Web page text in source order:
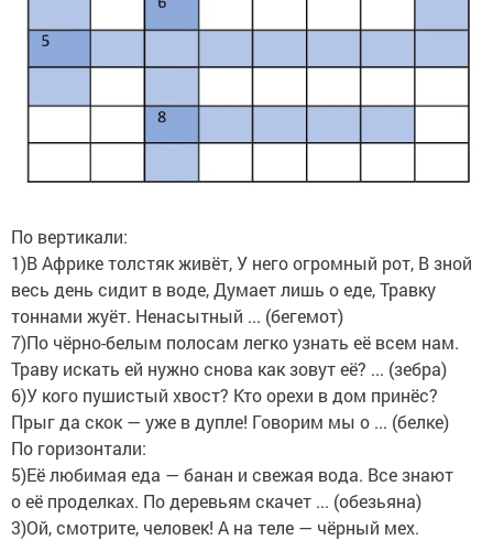
По вертикали:
1)В Африке толстяк живёт, У него огромный рот, В зной
весь день сидит в воде, Думает лишь о еде, Травку
тоннами жуёт. Ненасытный ... (бегемот)
7)По чёрно-белым полосам легко узнать её всем нам.
Траву искать ей нужно снова как зовут её? ... (зебра)
6)У кого пушистый хвост? Кто орехи в дом принёс?
Прыг да скок — уже в дупле! Говорим мы о ... (белке)
По горизонтали:
5)Её любимая еда — банан и свежая вода. Все знают
о её проделках. По деревьям скачет ... (обезьяна)
3)Ой, смотрите, человек! А на теле — чёрный мех.